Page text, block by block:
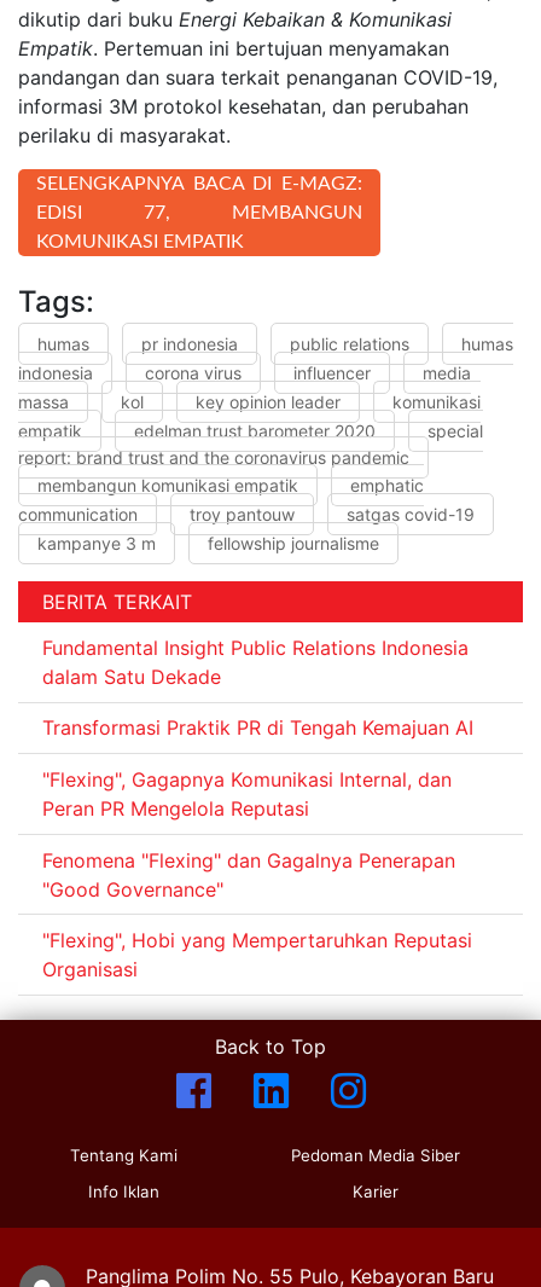
dikutip dari buku Energi Kebaikan & Komunikasi
Empatik. Pertemuan ini bertujuan menyamakan
pandangan dan suara terkait penanganan COVID-19,
informasi 3M protokol kesehatan, dan perubahan
perilaku di masyarakat.
SELENGKAPNYA BACA DI E-MAGZ:
EDISI 77, MEMBANGUN
KOMUNIKASI EMPATIK
Tags:
humas pr indonesia public relations
humas
indonesia
corona virus influencer
media
massa
kol key opinion leader
komunikasi
empatik
edelman trust barometer 2020
special
report: brand trust and the coronavirus pandemic
membangun komunikasi empatik
emphatic
communication
troy pantouw
satgas covid-19
kampanye 3 m
fellowship journalisme
BERITA TERKAIT
Fundamental Insight Public Relations Indonesia
dalam Satu Dekade
Transformasi Praktik PR di Tengah Kemajuan AI
"Flexing", Gagapnya Komunikasi Internal, dan
Peran PR Mengelola Reputasi
Fenomena "Flexing" dan Gagalnya Penerapan
"Good Governance"
"Flexing", Hobi yang Mempertaruhkan Reputasi
Organisasi
Back to Top
Tentang Kami
Info Iklan
Pedoman Media Siber
Karier
Panglima Polim No. 55 Pulo, Kebayoran Baru